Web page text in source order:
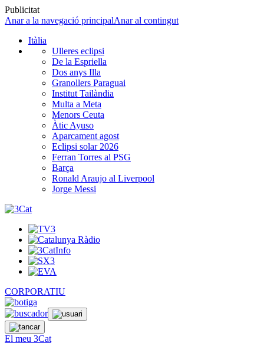
Publicitat
Anar a la navegació principalAnar al contingut
Itàlia
Ulleres eclipsi
De la Espriella
Dos anys Illa
Granollers Paraguai
Institut Tailàndia
Multa a Meta
Menors Ceuta
Àtic Ayuso
Aparcament agost
Eclipsi solar 2026
Ferran Torres al PSG
Barça
Ronald Araujo al Liverpool
Jorge Messi
CORPORATIU
El meu 3Cat